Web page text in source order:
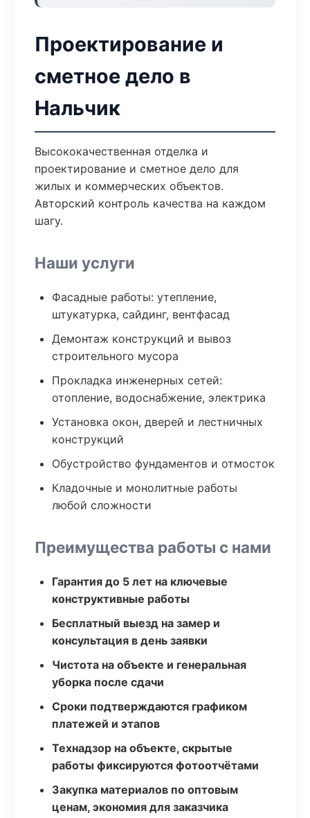
Проектирование и
сметное дело в
Нальчик
Высококачественная отделка и
проектирование и сметное дело для
жилых и коммерческих объектов.
Авторский контроль качества на каждом
шагу.
Наши услуги
Фасадные работы: утепление,
штукатурка, сайдинг, вентфасад
Демонтаж конструкций и вывоз
строительного мусора
Прокладка инженерных сетей:
отопление, водоснабжение, электрика
Установка окон, дверей и лестничных
конструкций
Обустройство фундаментов и отмосток
Кладочные и монолитные работы
любой сложности
Преимущества работы с нами
Гарантия до 5 лет на ключевые
конструктивные работы
Бесплатный выезд на замер и
консультация в день заявки
Чистота на объекте и генеральная
уборка после сдачи
Сроки подтверждаются графиком
платежей и этапов
Технадзор на объекте, скрытые
работы фиксируются фотоотчётами
Закупка материалов по оптовым
ценам, экономия для заказчика